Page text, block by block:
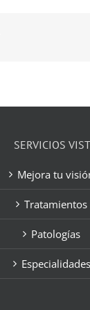
SERVICIOS
Mejora tu
Tratamientos
Patologías
Especialidades